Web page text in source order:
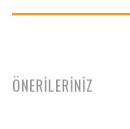
ÖNERİLERİNİZ